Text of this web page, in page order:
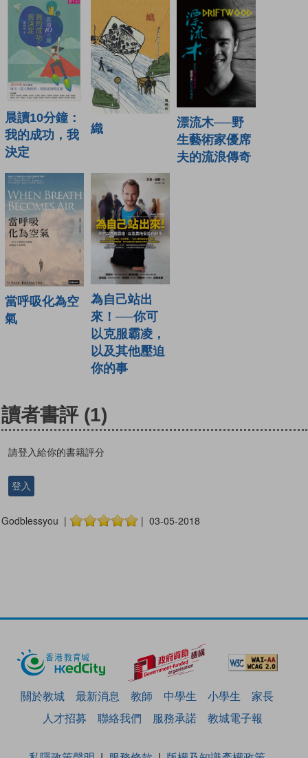
晨讀10分鐘：
我的成功，我
決定
織
漂流木──野
生藝術家優席
夫的流浪傳奇
當呼吸化為空
氣
為自己站出
來！──你可
以克服霸凌，
以及其他壓迫
你的事
讀者書評 (1)
請登入給你的書籍評分
登入
Godblessyou | | 03-05-2018
關於教城 最新消息 教師 中學生 小學生
家長
人才招募
聯絡我們 服務承諾 教城電子報